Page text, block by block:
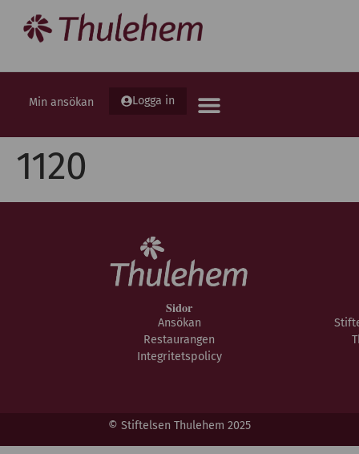
Min ansökan Logga in
1120
Sidor
Ansökan
Restaurangen
Integritetspolicy
© Stiftelsen Thulehem 2025